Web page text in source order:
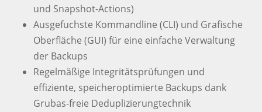
und Snapshot-Actions)
Ausgefuchste Kommandline (CLI) und Grafische
Oberfläche (GUI) für eine einfache Verwaltung
der Backups
Regelmäßige Integritätsprüfungen und
effiziente, speicheroptimierte Backups dank
Grubas-freie Deduplizierungtechnik